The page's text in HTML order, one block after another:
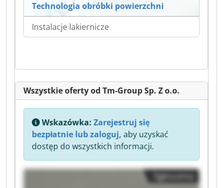
Technologia obróbki powierzchni
Instalacje lakiernicze
Wszystkie oferty od Tm-Group Sp. Z o.o.
Wskazówka: Zarejestruj się
bezpłatnie lub zaloguj, aby uzyskać
dostęp do wszystkich informacji.
Ogłoszenia